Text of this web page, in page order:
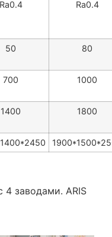
Ra0.4 Ra0.4
50 80
700 1000
1400 1800
4 заводами. ARIS